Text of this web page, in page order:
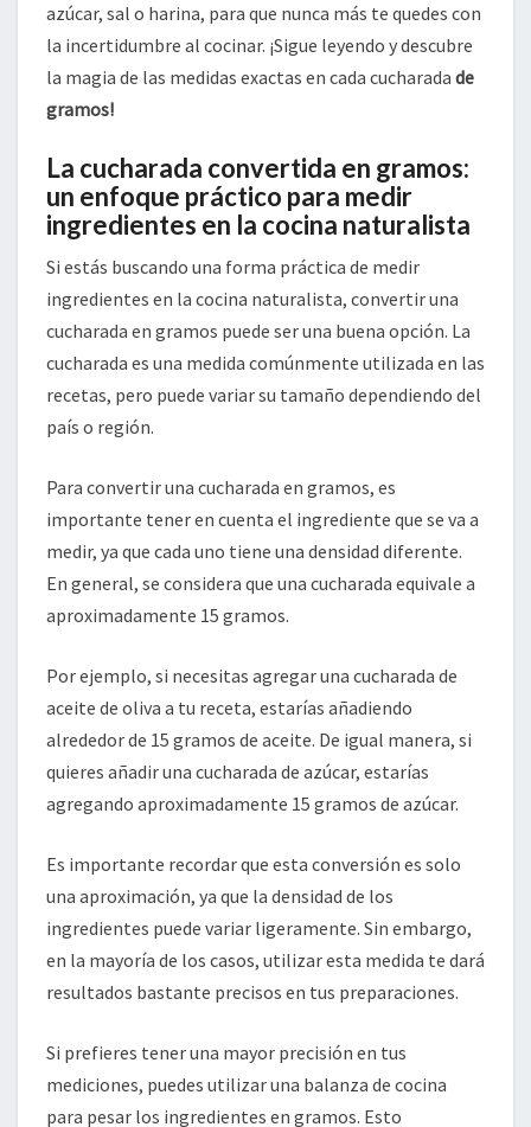
azúcar, sal o harina, para que nunca más te quedes con
la incertidumbre al cocinar. ¡Sigue leyendo y descubre
la magia de las medidas exactas en cada cucharada de
gramos!
La cucharada convertida en gramos:
un enfoque práctico para medir
ingredientes en la cocina naturalista
Si estás buscando una forma práctica de medir
ingredientes en la cocina naturalista, convertir una
cucharada en gramos puede ser una buena opción. La
cucharada es una medida comúnmente utilizada en las
recetas, pero puede variar su tamaño dependiendo del
país o región.
Para convertir una cucharada en gramos, es
importante tener en cuenta el ingrediente que se va a
medir, ya que cada uno tiene una densidad diferente.
En general, se considera que una cucharada equivale a
aproximadamente 15 gramos.
Por ejemplo, si necesitas agregar una cucharada de
aceite de oliva a tu receta, estarías añadiendo
alrededor de 15 gramos de aceite. De igual manera, si
quieres añadir una cucharada de azúcar, estarías
agregando aproximadamente 15 gramos de azúcar.
Es importante recordar que esta conversión es solo
una aproximación, ya que la densidad de los
ingredientes puede variar ligeramente. Sin embargo,
en la mayoría de los casos, utilizar esta medida te dará
resultados bastante precisos en tus preparaciones.
Si prefieres tener una mayor precisión en tus
mediciones, puedes utilizar una balanza de cocina
para pesar los ingredientes en gramos. Esto